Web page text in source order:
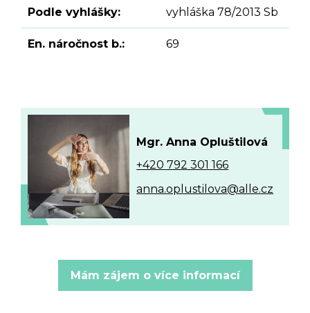
Podle vyhlášky: vyhláška 78/2013 Sb
En. náročnost b.: 69
Mgr. Anna Opluštilová
+420 792 301 166
anna.oplustilova@alle.cz
Mám zájem o více informací